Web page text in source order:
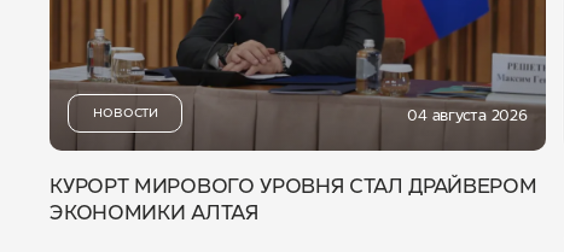
НОВОСТИ 04 августа 2026
КУРОРТ МИРОВОГО УРОВНЯ СТАЛ ДРАЙВЕРОМ
ЭКОНОМИКИ АЛТАЯ